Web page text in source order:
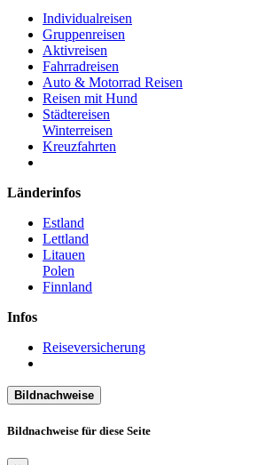
Individualreisen
Gruppenreisen
Aktivreisen
Fahrradreisen
Auto & Motorrad Reisen
Reisen mit Hund
Städtereisen
Winterreisen
Kreuzfahrten
Länderinfos
Estland
Lettland
Litauen
Polen
Finnland
Infos
Reiseversicherung
Bildnachweise
Bildnachweise für diese Seite